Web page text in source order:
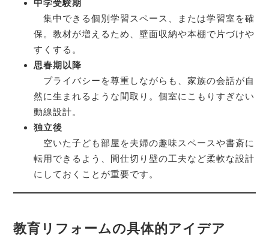
中学受験期
集中できる個別学習スペース、または学習室を確
保。教材が増えるため、壁面収納や本棚で片づけや
すくする。
思春期以降
プライバシーを尊重しながらも、家族の会話が自
然に生まれるような間取り。個室にこもりすぎない
動線設計。
独立後
空いた子ども部屋を夫婦の趣味スペースや書斎に
転用できるよう、間仕切り壁の工夫など柔軟な設計
にしておくことが重要です。
教育リフォームの具体的アイデア